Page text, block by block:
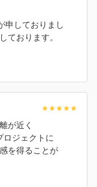
申しておりまし
ております。
が近く
ロジェクトに
を得ることが